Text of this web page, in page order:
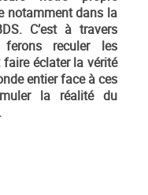
notamment dans la
C’est à travers
reculer les
éclater la vérité
entier face à ces
la réalité du